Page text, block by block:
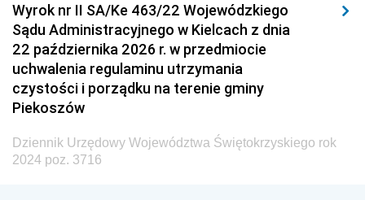
Wyrok nr II SA/Ke 463/22 Wojewódzkiego
Sądu Administracyjnego w Kielcach z dnia
22 października 2026 r. w przedmiocie
uchwalenia regulaminu utrzymania
czystości i porządku na terenie gminy
Piekoszów
Dziennik Urzędowy Województwa Świętokrzyskiego rok
2024 poz. 3716